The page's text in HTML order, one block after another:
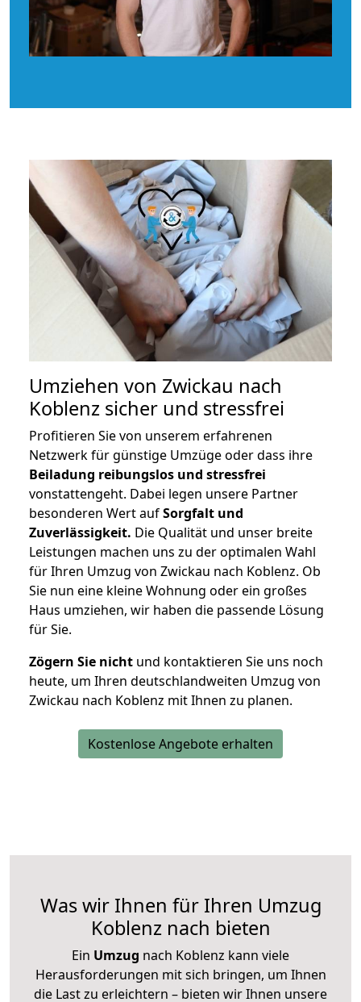
Umziehen von Zwickau nach
Koblenz sicher und stressfrei
Profitieren Sie von unserem erfahrenen
Netzwerk für günstige Umzüge oder dass ihre
Beiladung reibungslos und stressfrei
vonstattengeht. Dabei legen unsere Partner
besonderen Wert aufSorgfalt und
Zuverlässigkeit. Die Qualität und unser breite
Leistungen machen uns zu der optimalen Wahl
für Ihren Umzug von Zwickau nach Koblenz. Ob
Sie nun eine kleine Wohnung oder ein großes
Haus umziehen, wir haben die passende Lösung
für Sie.
Zögern Sie nicht und kontaktieren Sie uns noch
heute, um Ihren deutschlandweiten Umzug von
Zwickau nach Koblenz mit Ihnen zu planen.
Kostenlose Angebote erhalten
Was wir Ihnen für Ihren Umzug
Koblenz nach bieten
Ein Umzug nach Koblenz kann viele
Herausforderungen mit sich bringen, um Ihnen
die Last zu erleichtern – bieten wir Ihnen unsere